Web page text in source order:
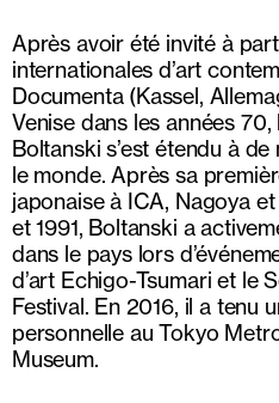
Après avoir été invité à
internationales d’art
Documenta (Kassel,
Venise dans les années
Boltanski s’est étendu à
le monde. Après sa
japonaise à ICA, Nagoya
et 1991, Boltanski a
dans le pays lors
d’art Echigo-Tsumari et le
Festival. En 2016, il a tenu
personnelle au Tokyo
Museum.